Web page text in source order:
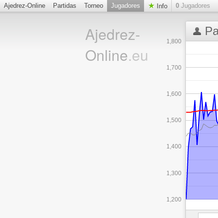
Ajedrez-Online Partidas Torneo Jugadores Info 0 Jugadores
Ajedrez-
Online.eu
1,200
1,300
1,400
1,500
1,600
1,700
1,800